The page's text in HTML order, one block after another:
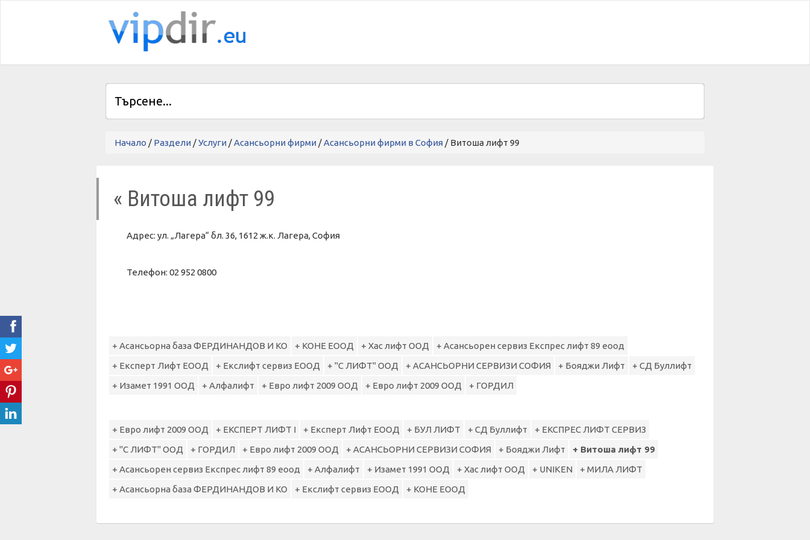
Начало / Раздели /Услуги /Асансьорни фирми /Асансьорни фирми в София / Витоша лифт 99
« Витоша лифт 99
Адрес: ул. „Лагера“ бл. 36, 1612 ж.к. Лагера, София
Телефон: 02 952 0800
+ Асансьорна база ФЕРДИНАНДОВ И КО + КОНЕ ЕООД + Хас лифт ООД
+ Асансьорен сервиз Експрес лифт 89 еоод
+ Експерт Лифт ЕООД
+ Екслифт сервиз ЕООД + "С ЛИФТ" ООД + АСАНСЬОРНИ СЕРВИЗИ СОФИЯ + Бояджи Лифт
+ СД Буллифт
+ Изамет 1991 ООД
+ Алфалифт + Евро лифт 2009 ООД + Евро лифт 2009 ООД + ГОРДИЛ
+ Евро лифт 2009 ООД + ЕКСПЕРТ ЛИФТ I + Експерт Лифт ЕООД + БУЛ ЛИФТ + СД Буллифт
+ ЕКСПРЕС ЛИФТ СЕРВИЗ
+ "С ЛИФТ" ООД
+ ГОРДИЛ + Евро лифт 2009 ООД + АСАНСЬОРНИ СЕРВИЗИ СОФИЯ + Бояджи Лифт
+ Витоша лифт 99
+ Асансьорен сервиз Експрес лифт 89 еоод
+ Алфалифт + Изамет 1991 ООД + Хас лифт ООД + UNIKEN
+ МИЛА ЛИФТ
+ Асансьорна база ФЕРДИНАНДОВ И КО
+ Екслифт сервиз ЕООД + КОНЕ ЕООД